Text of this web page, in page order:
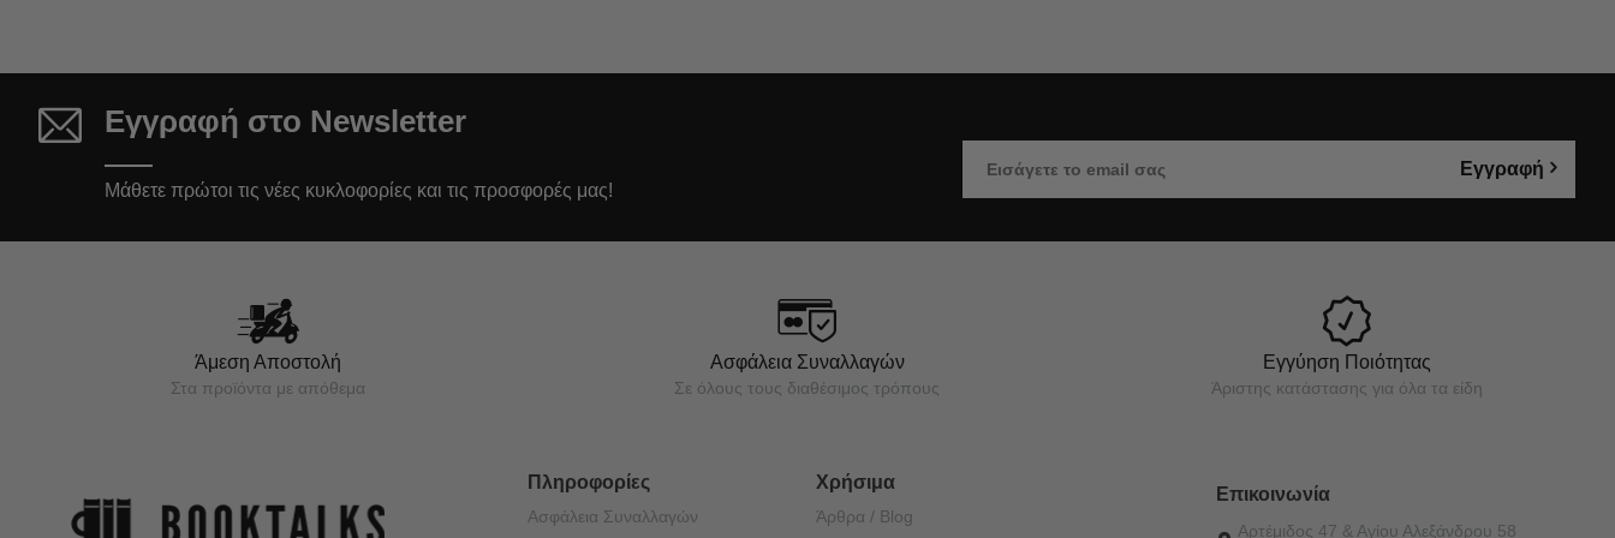
Εγγραφή στο Newsletter
Μάθετε πρώτοι τις νέες κυκλοφορίες και τις προσφορές μας!
Εγγραφή
Άμεση Αποστολή
Στα προϊόντα με απόθεμα
Ασφάλεια Συναλλαγών
Σε όλους τους διαθέσιμος τρόπους
Εγγύηση Ποιότητας
Άριστης κατάστασης για όλα τα είδη
Πληροφορίες
Ασφάλεια Συναλλαγών
Χρήσιμα
Άρθρα / Blog
Επικοινωνία
Αρτέμιδος 47 & Αγίου Αλεξάνδρου 58